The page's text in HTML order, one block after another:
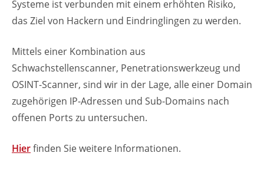
Systeme ist verbunden mit einem erhöhten Risiko,
das Ziel von Hackern und Eindringlingen zu werden.
Mittels einer Kombination aus
Schwachstellenscanner, Penetrationswerkzeug und
OSINT-Scanner, sind wir in der Lage, alle einer Domain
zugehörigen IP-Adressen und Sub-Domains nach
offenen Ports zu untersuchen.
Hierfinden Sie weitere Informationen.